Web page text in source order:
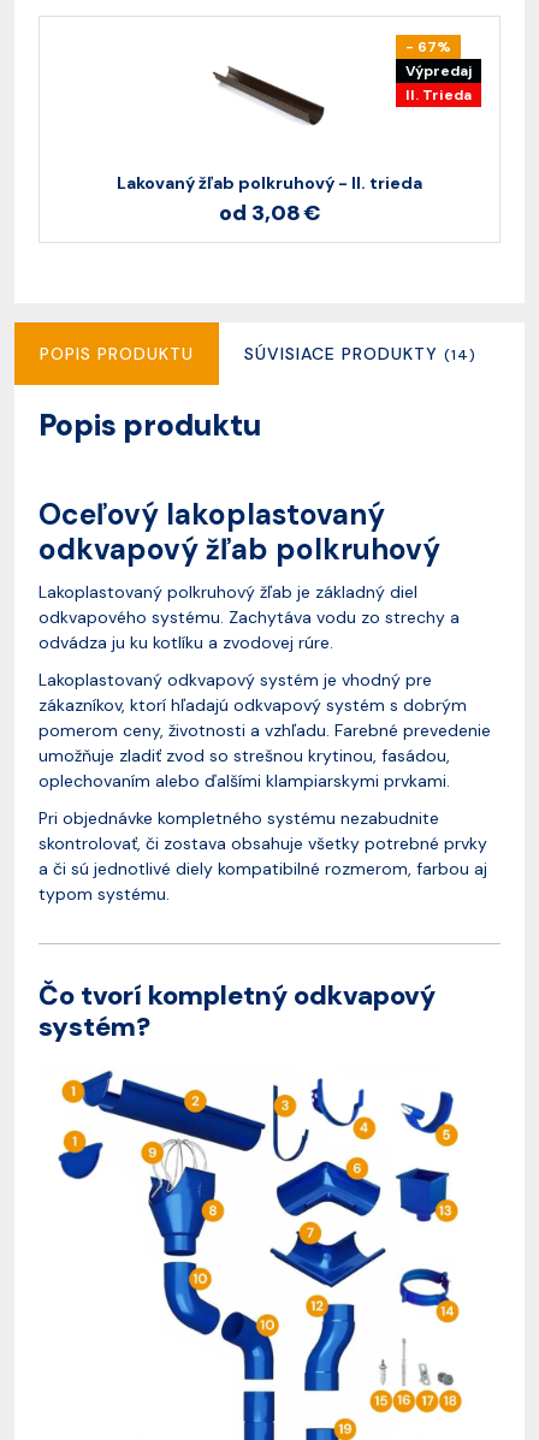
- 67%
Výpredaj
II. Trieda
Lakovaný žľab polkruhový - II. trieda
od 3,08 €
POPIS PRODUKTU SÚVISIACE PRODUKTY (14)
Popis produktu
Oceľový lakoplastovaný
odkvapový žľab polkruhový
Lakoplastovaný polkruhový žľab je základný diel
odkvapového systému. Zachytáva vodu zo strechy a
odvádza ju ku kotlíku a zvodovej rúre.
Lakoplastovaný odkvapový systém je vhodný pre
zákazníkov, ktorí hľadajú odkvapový systém s dobrým
pomerom ceny, životnosti a vzhľadu. Farebné prevedenie
umožňuje zladiť zvod so strešnou krytinou, fasádou,
oplechovaním alebo ďalšími klampiarskymi prvkami.
Pri objednávke kompletného systému nezabudnite
skontrolovať, či zostava obsahuje všetky potrebné prvky
a či sú jednotlivé diely kompatibilné rozmerom, farbou aj
typom systému.
Čo tvorí kompletný odkvapový
systém?